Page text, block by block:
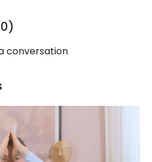
)
conversation